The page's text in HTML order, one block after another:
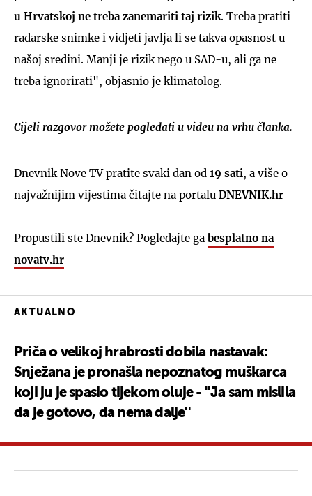
u Hrvatskoj ne treba zanemariti taj rizik. Treba pratiti
radarske snimke i vidjeti javlja li se takva opasnost u
našoj sredini. Manji je rizik nego u SAD-u, ali ga ne
treba ignorirati", objasnio je klimatolog.
Cijeli razgovor možete pogledati u videu na vrhu članka.
Dnevnik Nove TV pratite svaki dan od 19 sati, a više o
najvažnijim vijestima čitajte na portalu DNEVNIK.hr
Propustili ste Dnevnik? Pogledajte ga besplatno na
novatv.hr
AKTUALNO
Priča o velikoj hrabrosti dobila nastavak:
Snježana je pronašla nepoznatog muškarca
koji ju je spasio tijekom oluje - ''Ja sam mislila
da je gotovo, da nema dalje''